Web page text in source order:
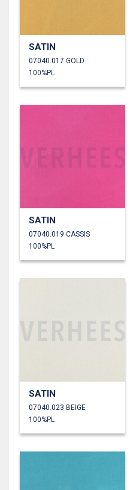
SATIN
07040.017 GOLD
100%PL
SATIN
07040.019 CASSIS
100%PL
SATIN
07040.023 BEIGE
100%PL